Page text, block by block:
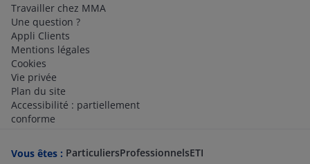
Travailler chez MMA
Une question ?
Appli Clients
Mentions légales
Cookies
Vie privée
Plan du site
Accessibilité : partiellement
conforme
Vous êtes : ParticuliersProfessionnelsETI